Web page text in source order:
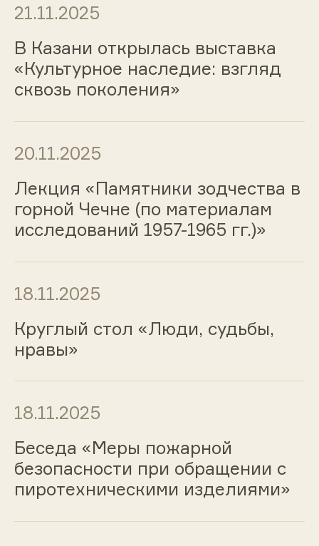
21.11.2025
В Казани открылась выставка
«Культурное наследие: взгляд
сквозь поколения»
20.11.2025
Лекция «Памятники зодчества в
горной Чечне (по материалам
исследований 1957-1965 гг.)»
18.11.2025
Круглый стол «Люди, судьбы,
нравы»
18.11.2025
Беседа «Меры пожарной
безопасности при обращении с
пиротехническими изделиями»